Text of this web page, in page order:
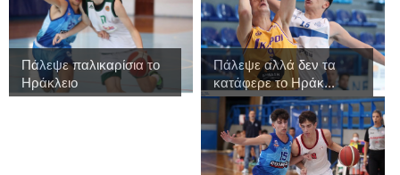
Πάλεψε παλικαρίσια το
Ηράκλειο
Πάλεψε αλλά δεν τα
κατάφερε το Ηράκ...